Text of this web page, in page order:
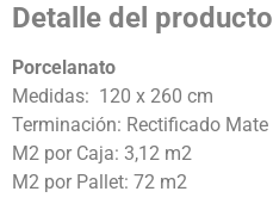
Detalle del producto
Porcelanato
Medidas: 120 x 260 cm
Terminación: Rectificado Mate
M2 por Caja: 3,12 m2
M2 por Pallet: 72 m2